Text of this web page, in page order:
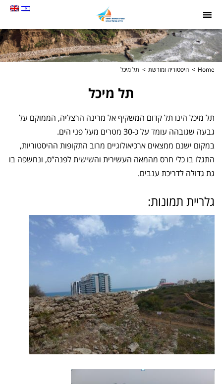
כקישור
לעמוד
הבית
Home היסטוריה ומורשת תל מיכל
תל מיכל
תל מיכל הינו תל קדום המשקיף אל מרינה הרצליה, הממוקם על
גבעה שגובהה עומד על כ-30 מטרים מעל פני הים.
במקום ישנם ממצאים ארכיאולוגיים מרוב התקופות ההיסטוריות,
התגלו בו כלי חרס מהמאה העשירית והשישית לפנה”ס, ונחשפה בו
גת גדולה לדריכת ענבים.
גלריית תמונות: